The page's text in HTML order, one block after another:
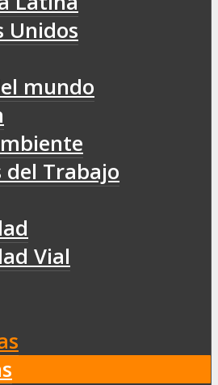
Unidos
mundo
del Trabajo
Vial